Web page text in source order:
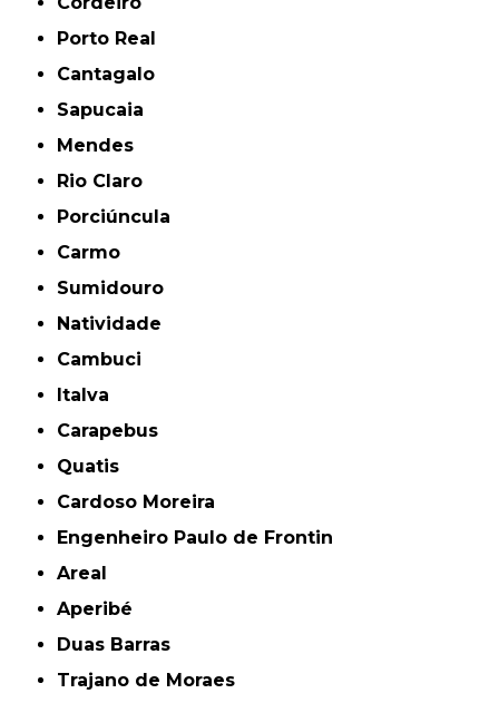
Porto Real
Cantagalo
Sapucaia
Mendes
Rio Claro
Porciúncula
Carmo
Sumidouro
Natividade
Cambuci
Italva
Carapebus
Quatis
Cardoso Moreira
Engenheiro Paulo de Frontin
Areal
Aperibé
Duas Barras
Trajano de Moraes